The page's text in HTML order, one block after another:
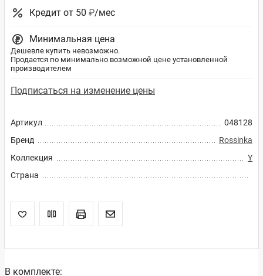
Артикул
048128
Бренд
Rossinka
Коллекция
Y
Страна
Кредит от 50 ₽/мес
Минимальная цена
Дешевле купить невозможно.
Продается по минимально возможной цене установленной
производителем
Подписаться на изменение цены
В комплекте: